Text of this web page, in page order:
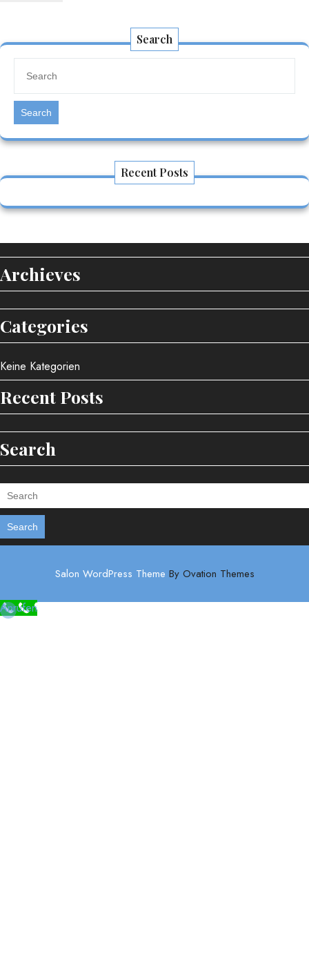
Search
Search
Recent Posts
Archieves
Categories
Keine Kategorien
Recent Posts
Search
Search
Salon WordPress Theme By Ovation Themes
Anrufen